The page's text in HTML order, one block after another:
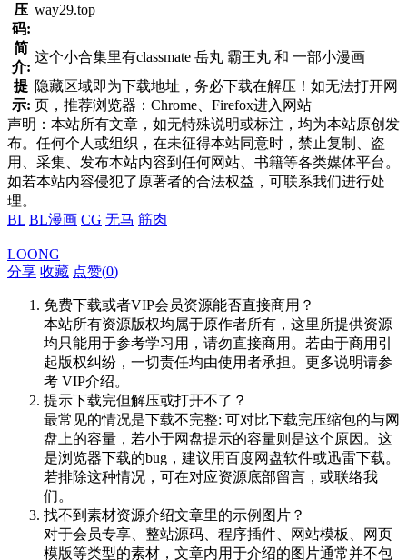
压
码:
way29.top
简
介:
这个小合集里有classmate 岳丸 霸王丸 和 一部小漫画
提
示:
隐藏区域即为下载地址，务必下载在解压！如无法打开网
页，推荐浏览器：Chrome、Firefox进入网站
声明：本站所有文章，如无特殊说明或标注，均为本站原创发
布。任何个人或组织，在未征得本站同意时，禁止复制、盗
用、采集、发布本站内容到任何网站、书籍等各类媒体平台。
如若本站内容侵犯了原著者的合法权益，可联系我们进行处
理。
BL BL漫画 CG 无马 筋肉
LOONG
分享 收藏 点赞(0)
免费下载或者VIP会员资源能否直接商用？
本站所有资源版权均属于原作者所有，这里所提供资源
均只能用于参考学习用，请勿直接商用。若由于商用引
起版权纠纷，一切责任均由使用者承担。更多说明请参
考 VIP介绍。
提示下载完但解压或打开不了？
最常见的情况是下载不完整: 可对比下载完压缩包的与网
盘上的容量，若小于网盘提示的容量则是这个原因。这
是浏览器下载的bug，建议用百度网盘软件或迅雷下载。
若排除这种情况，可在对应资源底部留言，或联络我
们。
找不到素材资源介绍文章里的示例图片？
对于会员专享、整站源码、程序插件、网站模板、网页
模版等类型的素材，文章内用于介绍的图片通常并不包